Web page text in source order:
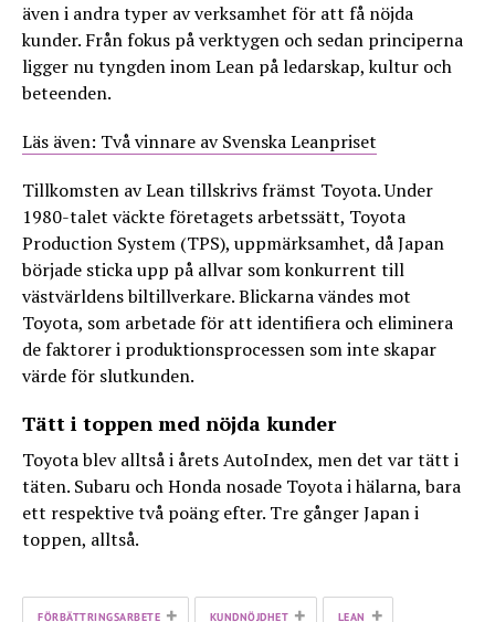
även i andra typer av verksamhet för att få nöjda
kunder. Från fokus på verktygen och sedan principerna
ligger nu tyngden inom Lean på ledarskap, kultur och
beteenden.
Läs även: Två vinnare av Svenska Leanpriset
Tillkomsten av Lean tillskrivs främst Toyota. Under
1980-talet väckte företagets arbetssätt, Toyota
Production System (TPS), uppmärksamhet, då Japan
började sticka upp på allvar som konkurrent till
västvärldens biltillverkare. Blickarna vändes mot
Toyota, som arbetade för att identifiera och eliminera
de faktorer i produktionsprocessen som inte skapar
värde för slutkunden.
Tätt i toppen med nöjda kunder
Toyota blev alltså i årets AutoIndex, men det var tätt i
täten. Subaru och Honda nosade Toyota i hälarna, bara
ett respektive två poäng efter. Tre gånger Japan i
toppen, alltså.
FÖRBÄTTRINGSARBETE + KUNDNÖJDHET + LEAN +